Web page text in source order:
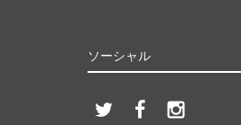
ソーシャル